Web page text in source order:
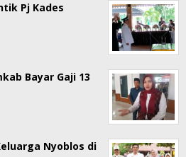
Pj Kades
Bayar Gaji 13
Nyoblos di